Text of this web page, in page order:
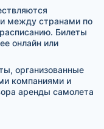
между странами по
Билеты
онлайн или
организованные
компаниями и
аренды самолета